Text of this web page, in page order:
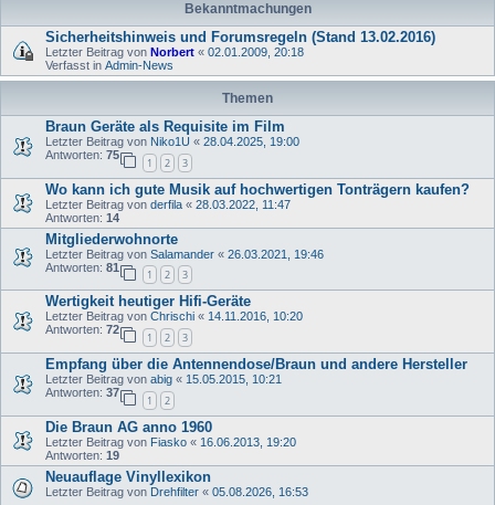
Bekanntmachungen
Sicherheitshinweis und Forumsregeln (Stand 13.02.2016)
Letzter Beitrag von Norbert « 02.01.2009, 20:18
Verfasst in Admin-News
Themen
Braun Geräte als Requisite im Film
Letzter Beitrag von Niko1U « 28.04.2025, 19:00
Antworten: 75
1 2 3
Wo kann ich gute Musik auf hochwertigen Tonträgern kaufen?
Letzter Beitrag von derfila « 28.03.2022, 11:47
Antworten: 14
Mitgliederwohnorte
Letzter Beitrag von Salamander « 26.03.2021, 19:46
Antworten: 81
1 2 3
Wertigkeit heutiger Hifi-Geräte
Letzter Beitrag von Chrischi « 14.11.2016, 10:20
Antworten: 72
1 2 3
Empfang über die Antennendose/Braun und andere Hersteller
Letzter Beitrag von abig « 15.05.2015, 10:21
Antworten: 37
1 2
Die Braun AG anno 1960
Letzter Beitrag von Fiasko « 16.06.2013, 19:20
Antworten: 19
Neuauflage Vinyllexikon
Letzter Beitrag von Drehfilter « 05.08.2026, 16:53